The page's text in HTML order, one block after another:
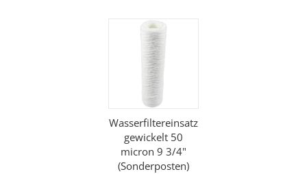
Wasserfiltereinsatz
gewickelt 50
micron 9 3/4"
(Sonderposten)